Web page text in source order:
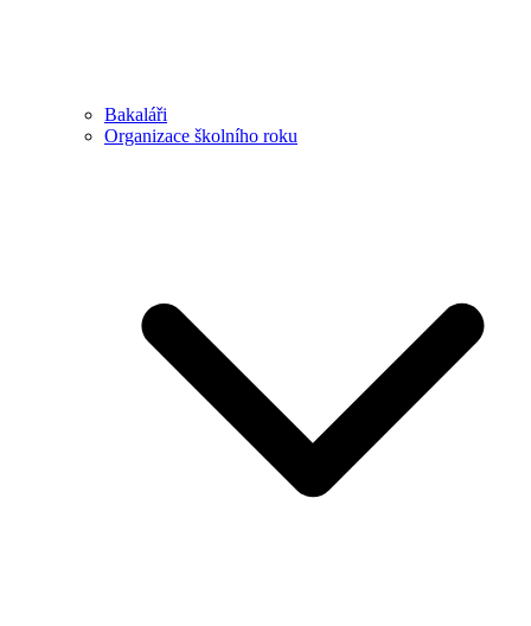
Bakaláři
Organizace školního roku